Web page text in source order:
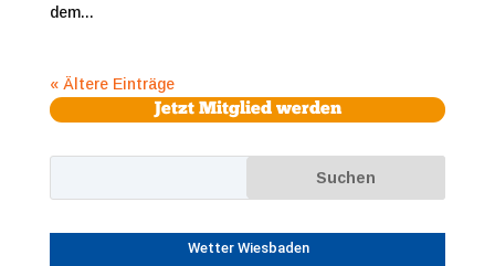
dem...
« Ältere Einträge
Jetzt Mitglied werden